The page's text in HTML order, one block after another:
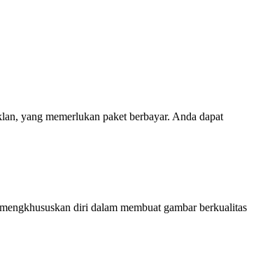
yang memerlukan paket berbayar. Anda dapat
diri dalam membuat gambar berkualitas